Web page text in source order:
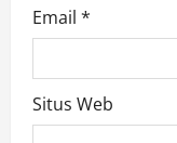
Email *
Situs Web